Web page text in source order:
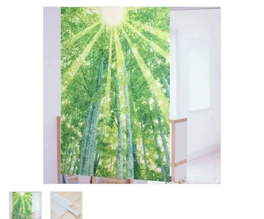
search
カテゴリーから探す
ガイドライン